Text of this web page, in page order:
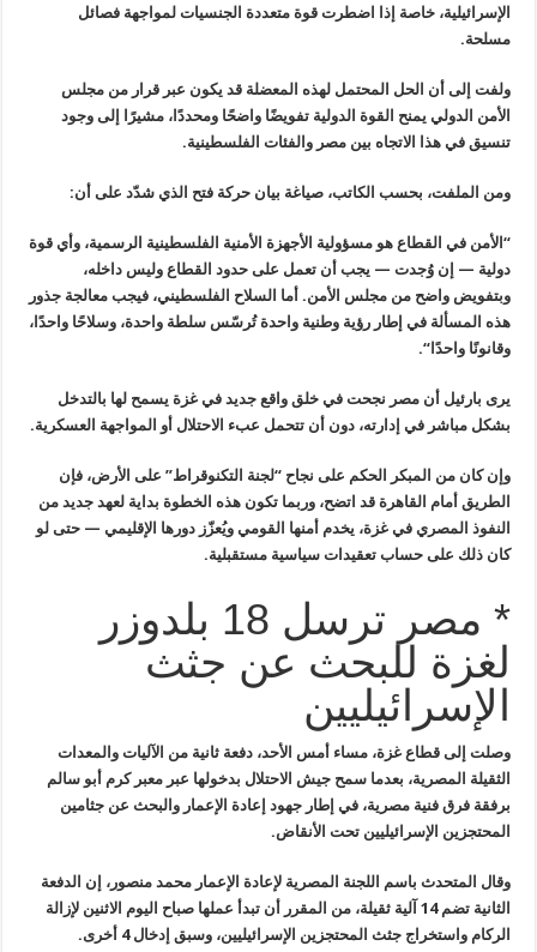
الإسرائيلية، خاصة إذا اضطرت قوة متعددة الجنسيات لمواجهة فصائل
مسلحة.
ولفت إلى أن الحل المحتمل لهذه المعضلة قد يكون عبر قرار من مجلس
الأمن الدولي يمنح القوة الدولية تفويضًا واضحًا ومحددًا، مشيرًا إلى وجود
تنسيق في هذا الاتجاه بين مصر والفئات الفلسطينية.
ومن الملفت، بحسب الكاتب، صياغة بيان حركة فتح الذي شدّد على أن:
“ الأمن في القطاع هو مسؤولية الأجهزة الأمنية الفلسطينية الرسمية، وأي قوة
دولية — إن وُجدت — يجب أن تعمل على حدود القطاع وليس داخله،
وبتفويض واضح من مجلس الأمن. أما السلاح الفلسطيني، فيجب معالجة جذور
هذه المسألة في إطار رؤية وطنية واحدة تُرسّس سلطة واحدة، وسلاحًا واحدًا،
وقانونًا واحدًا“.
يرى بارئيل أن مصر نجحت في خلق واقع جديد في غزة يسمح لها بالتدخل
بشكل مباشر في إدارته، دون أن تتحمل عبء الاحتلال أو المواجهة العسكرية.
وإن كان من المبكر الحكم على نجاح “لجنة التكنوقراط” على الأرض، فإن
الطريق أمام القاهرة قد اتضح، وربما تكون هذه الخطوة بداية لعهد جديد من
النفوذ المصري في غزة، يخدم أمنها القومي ويُعزّز دورها الإقليمي — حتى لو
كان ذلك على حساب تعقيدات سياسية مستقبلية.
* مصر ترسل 18 بلدوزر
لغزة للبحث عن جثث
الإسرائيليين
وصلت إلى قطاع غزة، مساء أمس الأحد، دفعة ثانية من الآليات والمعدات
الثقيلة المصرية، بعدما سمح جيش الاحتلال بدخولها عبر معبر كرم أبو سالم
برفقة فرق فنية مصرية، في إطار جهود إعادة الإعمار والبحث عن جثامين
المحتجزين الإسرائيليين تحت الأنقاض.
وقال المتحدث باسم اللجنة المصرية لإعادة الإعمار محمد منصور، إن الدفعة
الثانية تضم 14
آلية ثقيلة، من المقرر أن تبدأ عملها صباح اليوم الاثنين لإزالة
الركام واستخراج جثث المحتجزين الإسرائيليين، وسبق إدخال 4 أخرى .